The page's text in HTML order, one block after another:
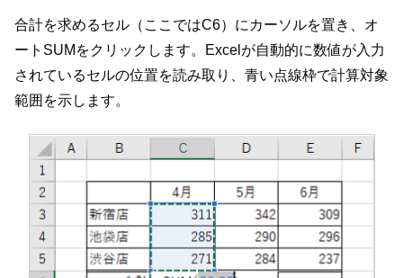
合計を求めるセル（ここではC6）にカーソルを置き、オ
ートSUMをクリックします。Excelが自動的に数値が入力
されているセルの位置を読み取り、青い点線枠で計算対象
範囲を示します。